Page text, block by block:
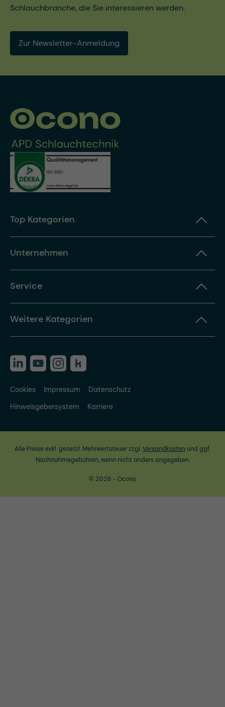
Schlauchbranche, die Sie interessieren werden.
Zur Newsletter-Anmeldung
Top Kategorien
Unternehmen
Service
Weitere Kategorien
Cookies Impressum
Datenschutz
Hinweisgebersystem
Karriere
Alle Preise exkl. gesetzl. Mehrwertsteuer zzgl.Versandkosten und ggf.
Nachnahmegebühren, wenn nicht anders angegeben.
© 2026 - Ocono